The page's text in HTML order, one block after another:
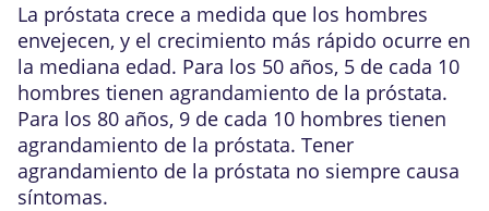
La próstata crece a medida que los hombres
envejecen, y el crecimiento más rápido ocurre en
la mediana edad. Para los 50 años, 5 de cada 10
hombres tienen agrandamiento de la próstata.
Para los 80 años, 9 de cada 10 hombres tienen
agrandamiento de la próstata. Tener
agrandamiento de la próstata no siempre causa
síntomas.